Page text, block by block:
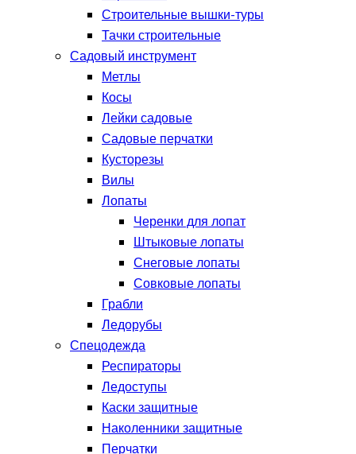
Строительные вышки-туры
Тачки строительные
Садовый инструмент
Метлы
Косы
Лейки садовые
Садовые перчатки
Кусторезы
Вилы
Лопаты
Черенки для лопат
Штыковые лопаты
Снеговые лопаты
Совковые лопаты
Грабли
Ледорубы
Спецодежда
Респираторы
Ледоступы
Каски защитные
Наколенники защитные